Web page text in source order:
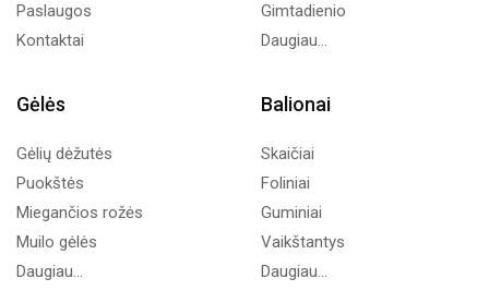
Paslaugos
Kontaktai
Gimtadienio
Daugiau...
Gėlės
Gėlių dėžutės
Puokštės
Miegančios rožės
Muilo gėlės
Daugiau...
Balionai
Skaičiai
Foliniai
Guminiai
Vaikštantys
Daugiau...